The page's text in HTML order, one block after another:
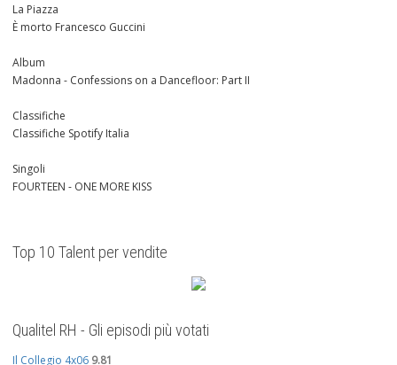
La Piazza
È morto Francesco Guccini
Album
Madonna - Confessions on a Dancefloor: Part II
Classifiche
Classifiche Spotify Italia
Singoli
FOURTEEN - ONE MORE KISS
Top 10 Talent per vendite
Qualitel RH - Gli episodi più votati
Il Collegio 4x06 9.81